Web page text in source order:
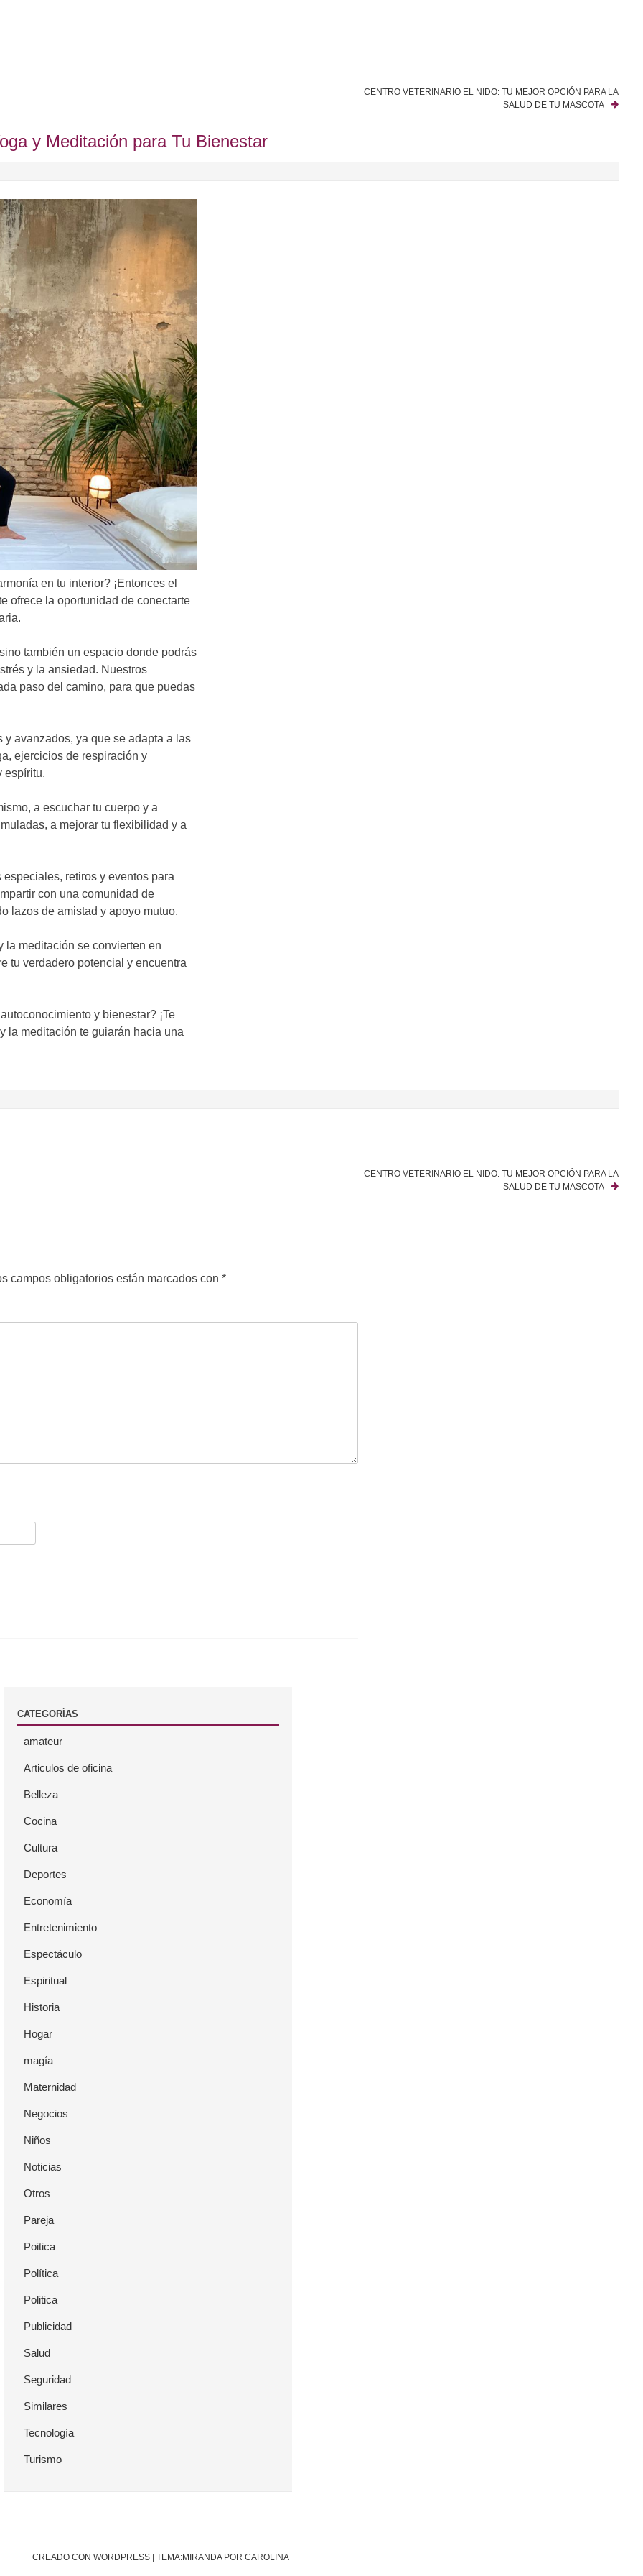
CENTRO VETERINARIO EL NIDO: TU MEJOR OPCIÓN PARA LA
SALUD DE TU MASCOTA
y Meditación para Tu Bienestar
en tu interior? ¡Entonces el
ofrece la oportunidad de conectarte
también un espacio donde podrás
y la ansiedad. Nuestros
paso del camino, para que puedas
y avanzados, ya que se adapta a las
ejercicios de respiración y
espíritu.
a escuchar tu cuerpo y a
a mejorar tu flexibilidad y a
retiros y eventos para
con una comunidad de
lazos de amistad y apoyo mutuo.
la meditación se convierten en
tu verdadero potencial y encuentra
y bienestar? ¡Te
la meditación te guiarán hacia una
CENTRO VETERINARIO EL NIDO: TU MEJOR OPCIÓN PARA LA
SALUD DE TU MASCOTA
campos obligatorios están marcados con *
CATEGORÍAS
amateur
Articulos de oficina
Belleza
Cocina
Cultura
Deportes
Economía
Entretenimiento
Espectáculo
Espiritual
Historia
Hogar
magía
Maternidad
Negocios
Niños
Noticias
Otros
Pareja
Poitica
Política
Politica
Publicidad
Salud
Seguridad
Similares
Tecnología
Turismo
CREADO CON WORDPRESS TEMA:MIRANDA POR CAROLINA